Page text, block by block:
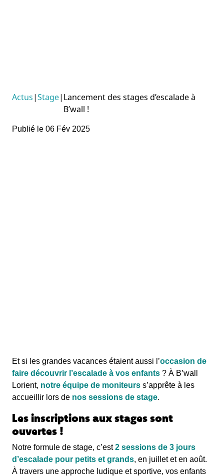
Actus|Stage| Lancement des stages d’escalade à
B’wall !
Publié le 06 Fév 2025
Et si les grandes vacances étaient aussi l’occasion de
faire découvrir l’escalade à vos enfants ? À B’wall
Lorient, notre équipe de moniteurs s’apprête à les
accueillir lors de nos sessions de stage.
Les inscriptions aux stages sont
ouvertes !
Notre formule de stage, c’est2 sessions de 3 jours
d’escalade pour petits et grands, en juillet et en août.
À travers une approche ludique et sportive, vos enfants